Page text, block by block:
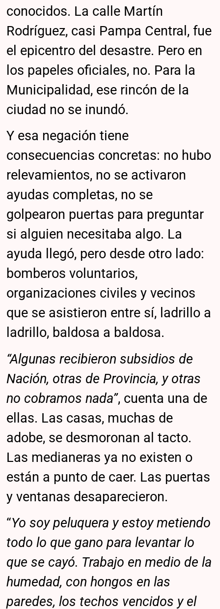
conocidos. La calle Martín
Rodríguez, casi Pampa Central, fue
el epicentro del desastre. Pero en
los papeles oficiales, no. Para la
Municipalidad, ese rincón de la
ciudad no se inundó.
Y esa negación tiene
consecuencias concretas: no hubo
relevamientos, no se activaron
ayudas completas, no se
golpearon puertas para preguntar
si alguien necesitaba algo. La
ayuda llegó, pero desde otro lado:
bomberos voluntarios,
organizaciones civiles y vecinos
que se asistieron entre sí, ladrillo a
ladrillo, baldosa a baldosa.
“Algunas recibieron subsidios de
Nación, otras de Provincia, y otras
no cobramos nada”, cuenta una de
ellas. Las casas, muchas de
adobe, se desmoronan al tacto.
Las medianeras ya no existen o
están a punto de caer. Las puertas
y ventanas desaparecieron.
“Yo soy peluquera y estoy metiendo
todo lo que gano para levantar lo
que se cayó. Trabajo en medio de la
humedad, con hongos en las
paredes, los techos vencidos y el